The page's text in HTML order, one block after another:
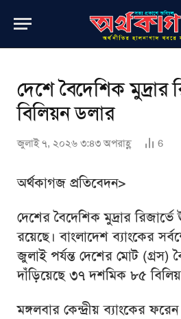
দেশে বৈদেশিক মুদ্রার
বিলিয়ন ডলার
জুলাই ৭, ২০২৬ ৩:৪৩ অপরাহ্ণ 6
অর্থকাগজ প্রতিবেদন>
দেশের বৈদেশিক মুদ্রার রিজার্ভে
রয়েছে। বাংলাদেশ ব্যাংকের
জুলাই পর্যন্ত দেশের মোট (গ্রস)
দাঁড়িয়েছে ৩৭ দশমিক ৮৫
মঙ্গলবার কেন্দ্রীয় ব্যাংকের